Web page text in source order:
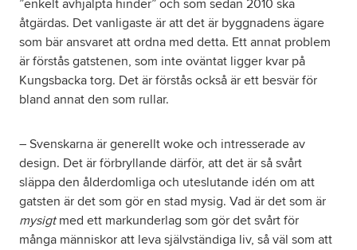
”enkelt avhjälpta hinder” och som sedan 2010 ska
åtgärdas. Det vanligaste är att det är byggnadens ägare
som bär ansvaret att ordna med detta. Ett annat problem
är förstås gatstenen, som inte oväntat ligger kvar på
Kungsbacka torg. Det är förstås också är ett besvär för
bland annat den som rullar.
– Svenskarna är generellt woke och intresserade av
design. Det är förbryllande därför, att det är så svårt
släppa den ålderdomliga och uteslutande idén om att
gatsten är det som gör en stad mysig. Vad är det som är
mysigtmed ett markunderlag som gör det svårt för
många människor att leva självständiga liv, så väl som att